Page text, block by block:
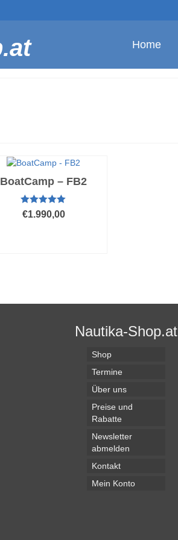
Home
BoatCamp – FB2
Bewertet mit
5.00 von 5
€1.990,00
Varianten
Nautika-Shop.at
Shop
Termine
Über uns
Preise und
Rabatte
Newsletter
abmelden
Kontakt
Mein Konto